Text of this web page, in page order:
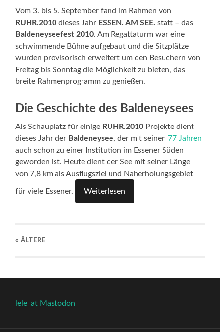
Vom 3. bis 5. September fand im Rahmen von
RUHR.2010 dieses Jahr ESSEN. AM SEE. statt – das
Baldeneyseefest 2010. Am Regattaturm war eine
schwimmende Bühne aufgebaut und die Sitzplätze
wurden provisorisch erweitert um den Besuchern von
Freitag bis Sonntag die Möglichkeit zu bieten, das
breite Rahmenprogramm zu genießen.
Die Geschichte des Baldeneysees
Als Schauplatz für einige RUHR.2010 Projekte dient
dieses Jahr der Baldeneysee, der mit seinen77 Jahren
auch schon zu einer Institution im Essener Süden
geworden ist. Heute dient der See mit seiner Länge
von 7,8 km als Ausflugsziel und Naherholungsgebiet
für viele Essener. Weiterlesen
« ÄLTERE
lelei at Mastodon